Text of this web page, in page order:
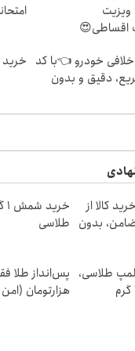
ویزیت
اقساطی😍
خلافی خودرو 👈با کد
دقیق و بدون
خرید شمش
کالا از
بدون طلاسی
طلاسی،
هزارتومان